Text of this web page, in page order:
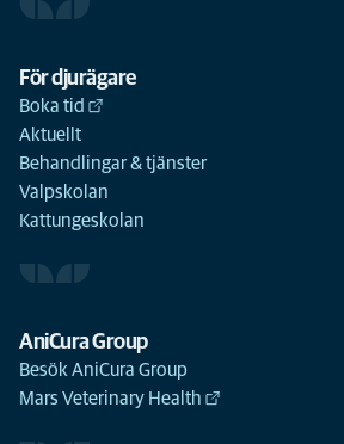
För djurägare
Boka tid
Aktuellt
Behandlingar & tjänster
Valpskolan
Kattungeskolan
AniCura Group
Besök AniCura Group
Mars Veterinary Health